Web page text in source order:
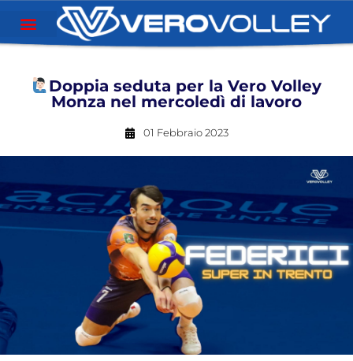
Doppia seduta per la Vero Volley
Monza nel mercoledì di lavoro
01 Febbraio 2023